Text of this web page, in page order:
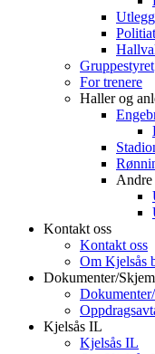
Utlegg
Gruppestyret
For trenere
Haller og
Andre
Kontakt oss
Kontakt oss
Om Kjelsås
Dokumenter/
Kjelsås IL
Kjelsås IL